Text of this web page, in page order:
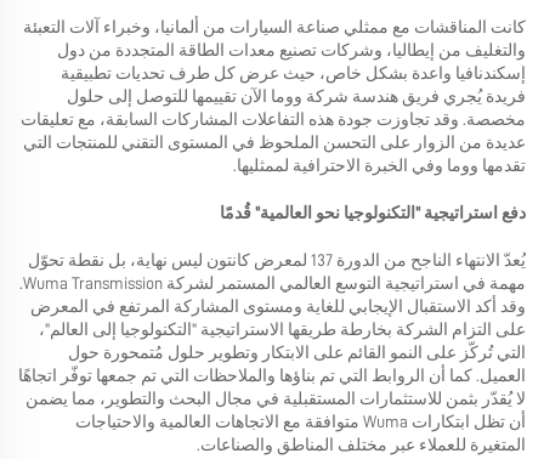
كانت المناقشات مع ممثلي صناعة السيارات من ألمانيا، وخبراء آلات التعبئة
والتغليف من إيطاليا، وشركات تصنيع معدات الطاقة المتجددة من دول
إسكندنافيا واعدة بشكل خاص، حيث عرض كل طرف تحديات تطبيقية
فريدة يُجري فريق هندسة شركة ووما الآن تقييمها للتوصل إلى حلول
مخصصة. وقد تجاوزت جودة هذه التفاعلات المشاركات السابقة، مع تعليقات
عديدة من الزوار على التحسن الملحوظ في المستوى التقني للمنتجات التي
تقدمها ووما وفي الخبرة الاحترافية لممثليها.
دفع استراتيجية "التكنولوجيا نحو العالمية" قُدمًا
يُعدّ الانتهاء الناجح من الدورة 137 لمعرض كانتون ليس نهاية، بل نقطة تحوّل
مهمة في استراتيجية التوسع العالمي المستمر لشركة Wuma Transmission.
وقد أكد الاستقبال الإيجابي للغاية ومستوى المشاركة المرتفع في المعرض
على التزام الشركة بخارطة طريقها الاستراتيجية "التكنولوجيا إلى العالم"،
التي تُركّز على النمو القائم على الابتكار وتطوير حلول مُتمحورة حول
العميل. كما أن الروابط التي تم بناؤها والملاحظات التي تم جمعها توفّر اتجاهًا
لا يُقدّر بثمن للاستثمارات المستقبلية في مجال البحث والتطوير، مما يضمن
أن تظل ابتكارات Wuma متوافقة مع الاتجاهات العالمية والاحتياجات
المتغيرة للعملاء عبر مختلف المناطق والصناعات.